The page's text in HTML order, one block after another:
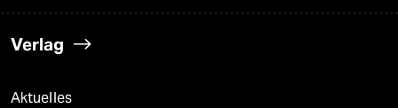
Verlag
Aktuelles